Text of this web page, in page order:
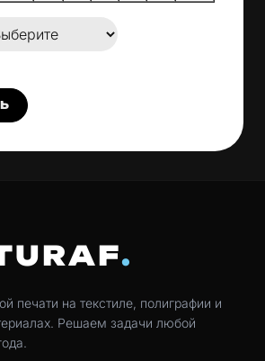
печати на текстиле, полиграфии и
Решаем задачи любой